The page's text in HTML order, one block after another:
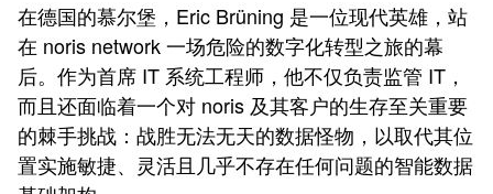
在德国的慕尔堡，Eric Brüning 是一位现代英雄，站
在 noris network 一场危险的数字化转型之旅的幕
后。作为首席 IT 系统工程师，他不仅负责监管 IT，
而且还面临着一个对 noris 及其客户的生存至关重要
的棘手挑战：战胜无法无天的数据怪物，以取代其位
置实施敏捷、灵活且几乎不存在任何问题的智能数据